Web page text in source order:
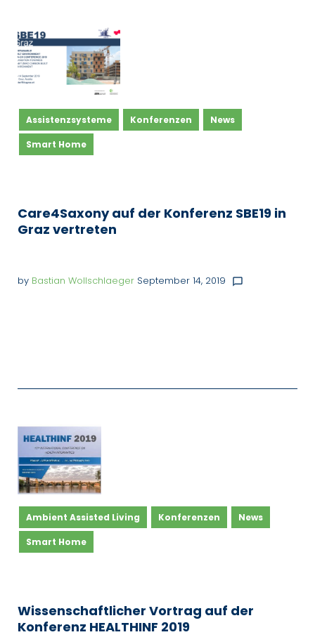
Kategorie:
Smart
Home
Assistenzsysteme Konferenzen News
Smart Home
Care4Saxony auf der Konferenz SBE19 in
Graz vertreten
by Bastian Wollschlaeger September 14, 2019 chat_bubble_outline
Ambient Assisted Living Konferenzen News
Smart Home
Wissenschaftlicher Vortrag auf der
Konferenz HEALTHINF 2019